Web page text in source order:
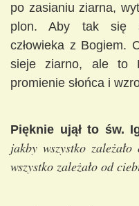
po zasianiu ziarna,
plon. Aby tak się
człowieka z Bogiem.
sieje ziarno, ale to
promienie słońca i
Pięknie ujął to św.
jakby wszystko
wszystko zależało od